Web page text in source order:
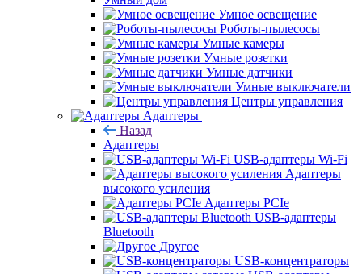
Умное освещение
Роботы-пылесосы
Умные камеры
Умные розетки
Умные датчики
Умные выключатели
Центры управления
Адаптеры
Назад
Адаптеры
USB-адаптеры Wi-Fi
Адаптеры
высокого усиления
Адаптеры PCIe
USB-адаптеры
Bluetooth
Другое
USB-концентраторы